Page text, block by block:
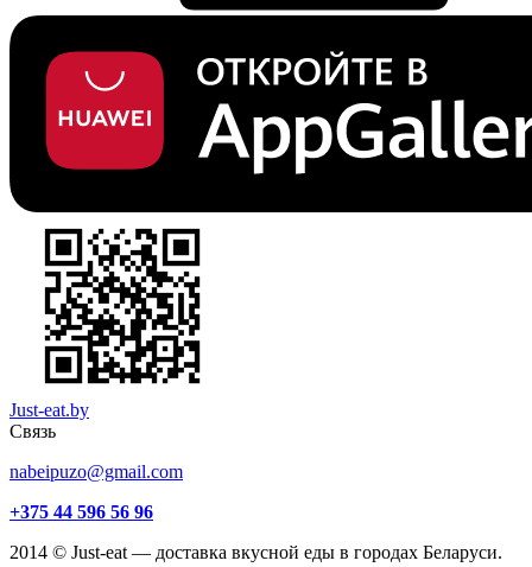
Just-eat.by
Связь
nabeipuzo@gmail.com
+375 44 596 56 96
2014 © Just-eat — доставка вкусной еды в городах Беларуси.